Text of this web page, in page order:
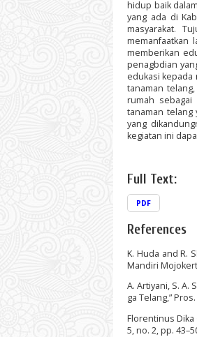
hidup baik
yang ada di
masyarakat.
memanfaatkan
memberikan
penagbdian
edukasi kepada
tanaman
rumah sebagai
tanaman telang
yang
kegiatan ini
Full Text:
PDF
References
K. Huda and R.
Mandiri
A. Artiyani, S. A.
ga Telang,”
Florentinus Dika
5, no. 2, pp.